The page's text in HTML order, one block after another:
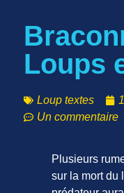
Loups
Loup textes
Un commentaire
Plusieurs
sur la mort du